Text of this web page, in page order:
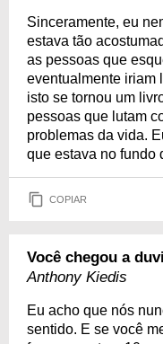
Sinceramente, eu
estava tão
as pessoas que
eventualmente iriam
isto se tornou um
pessoas que lutam
problemas da vida.
que estava no fundo
COPIAR
Você chegou a
Anthony Kiedis
Eu acho que nós
sentido. E se você